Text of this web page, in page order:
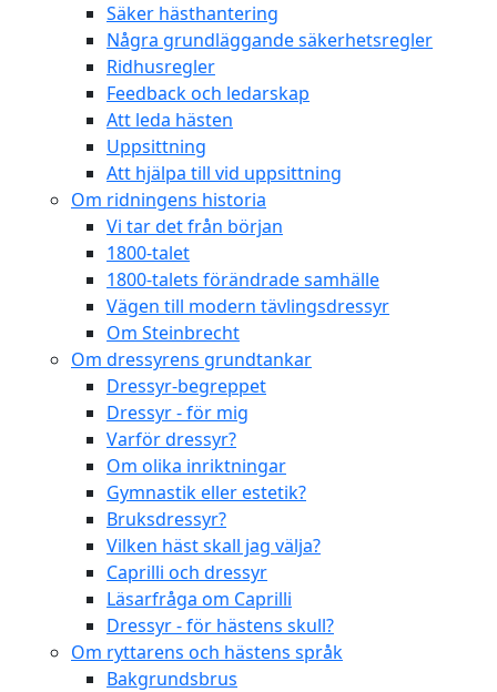
Säker hästhantering
Några grundläggande säkerhetsregler
Ridhusregler
Feedback och ledarskap
Att leda hästen
Uppsittning
Att hjälpa till vid uppsittning
Om ridningens historia
Vi tar det från början
1800-talet
1800-talets förändrade samhälle
Vägen till modern tävlingsdressyr
Om Steinbrecht
Om dressyrens grundtankar
Dressyr-begreppet
Dressyr - för mig
Varför dressyr?
Om olika inriktningar
Gymnastik eller estetik?
Bruksdressyr?
Vilken häst skall jag välja?
Caprilli och dressyr
Läsarfråga om Caprilli
Dressyr - för hästens skull?
Om ryttarens och hästens språk
Bakgrundsbrus